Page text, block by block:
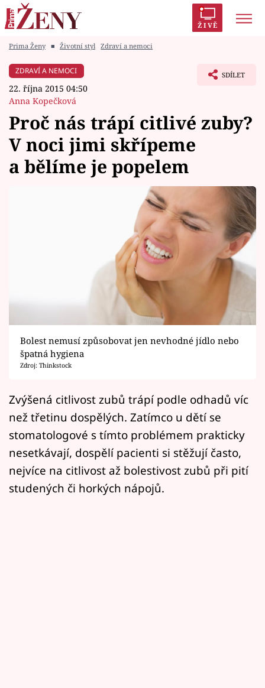
ŽIVĚ
Módní alarm
Zrádci
Témata
Celebrity
Filmový festival Karlovy Vary
Pořady
Přihlášení
Sledujte nás
Prima Ženy ■ Životní styl Zdraví a nemoci
ZDRAVÍ A NEMOCI
22. října 2015 04:50
Anna Kopečková
SDÍLET
Proč nás trápí citlivé zuby?
V noci jimi skřípeme
a bělíme je popelem
Bolest nemusí způsobovat jen nevhodné jídlo nebo
špatná hygiena
Zdroj: Thinkstock
Zvýšená citlivost zubů trápí podle odhadů víc
než třetinu dospělých. Zatímco u dětí se
stomatologové s tímto problémem prakticky
nesetkávají, dospělí pacienti si stěžují často,
nejvíce na citlivost až bolestivost zubů při pití
studených či horkých nápojů.